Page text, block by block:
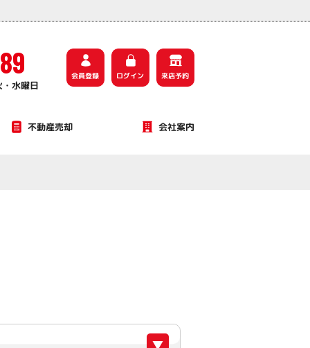
水曜日
会員登録 ログイン 来店予約
不動産売却 会社案内